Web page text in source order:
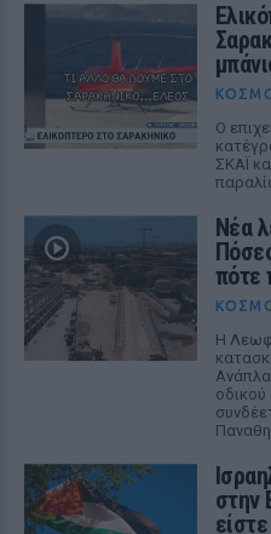
Ο
ΣΚΑΪ
Νέα
πότε
Η
οδικού
στην